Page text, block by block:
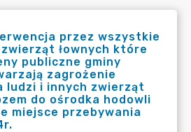
przez wszystkie
łownych które
publiczne gminy
zagrożenie
ludzi i innych zwierząt
do ośrodka hodowli
miejsce przebywania